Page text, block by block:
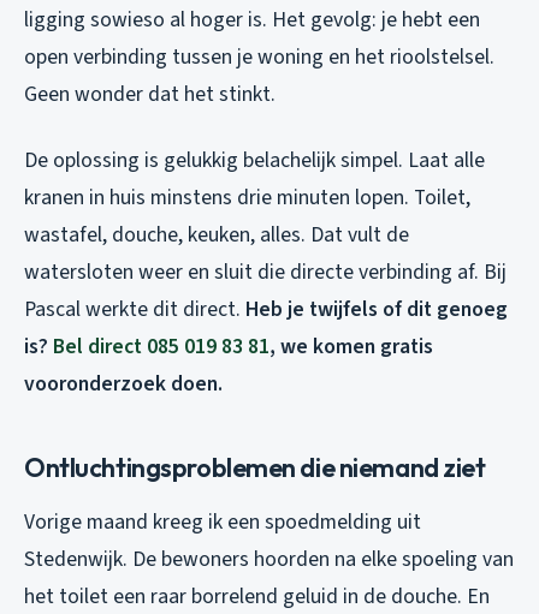
ligging sowieso al hoger is. Het gevolg: je hebt een
open verbinding tussen je woning en het rioolstelsel.
Geen wonder dat het stinkt.
De oplossing is gelukkig belachelijk simpel. Laat alle
kranen in huis minstens drie minuten lopen. Toilet,
wastafel, douche, keuken, alles. Dat vult de
watersloten weer en sluit die directe verbinding af. Bij
Pascal werkte dit direct. Heb je twijfels of dit genoeg
is? Bel direct 085 019 83 81, we komen gratis
vooronderzoek doen.
Ontluchtingsproblemen die niemand ziet
Vorige maand kreeg ik een spoedmelding uit
Stedenwijk. De bewoners hoorden na elke spoeling van
het toilet een raar borrelend geluid in de douche. En